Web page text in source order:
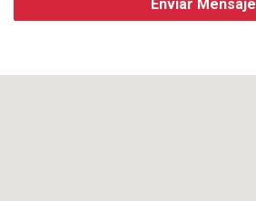
Enviar Mensaje